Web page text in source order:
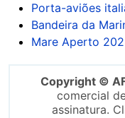
Porta-aviões
Bandeira da
Mare Aperto
Copyright ©
comercial
assinatura.